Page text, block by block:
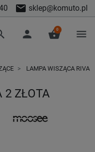
mail sklep@komuto.pl
person shopping_basket
0 menu
LAMPA WISZĄCA RIVA
2 ZŁOTA